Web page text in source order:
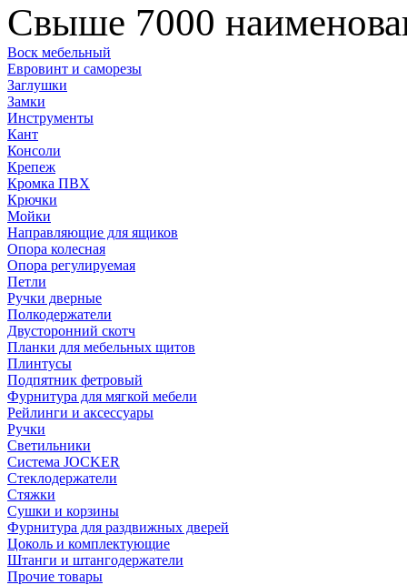
Свыше 7000
Воск мебельный
Евровинт и саморезы
Заглушки
Замки
Инструменты
Кант
Консоли
Крепеж
Кромка ПВХ
Крючки
Мойки
Направляющие для ящиков
Опора колесная
Опора регулируемая
Петли
Ручки дверные
Полкодержатели
Двусторонний скотч
Планки для мебельных щитов
Плинтусы
Подпятник фетровый
Фурнитура для мягкой мебели
Рейлинги и аксессуары
Ручки
Светильники
Система JOCKER
Стеклодержатели
Стяжки
Сушки и корзины
Фурнитура для раздвижных дверей
Цоколь и комплектующие
Штанги и штангодержатели
Прочие товары